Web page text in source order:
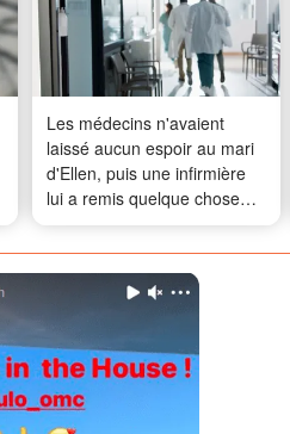
Les médecins n'avaient
laissé aucun espoir au mari
d'Ellen, puis une infirmière
lui a remis quelque chose
d'inattendu